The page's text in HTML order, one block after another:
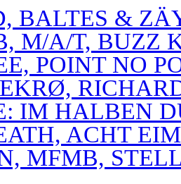
BALTES &
M/A/T, BUZZ
POINT NO
IM HALBEN
ACHT
MFMB,